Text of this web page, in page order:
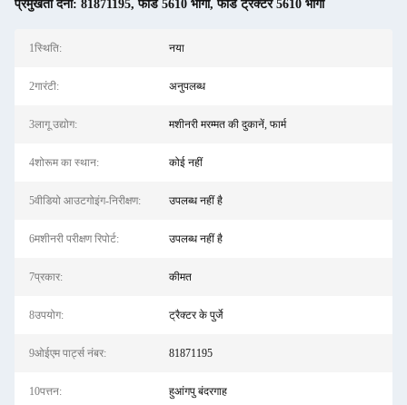
प्रमुखता देना: 81871195,फोर्ड 5610 भागों,फोर्ड ट्रैक्टर 5610 भागों
1स्थिति: नया
2गारंटी: अनुपलब्ध
3लागू उद्योग: मशीनरी मरम्मत की दुकानें, फार्म
4शोरूम का स्थान: कोई नहीं
5वीडियो आउटगोइंग-निरीक्षण: उपलब्ध नहीं है
6मशीनरी परीक्षण रिपोर्ट: उपलब्ध नहीं है
7प्रकार: कीमत
8उपयोग: ट्रैक्टर के पुर्जे
9ओईएम पार्ट्स नंबर: 81871195
10पत्तन: हुआंगपु बंदरगाह